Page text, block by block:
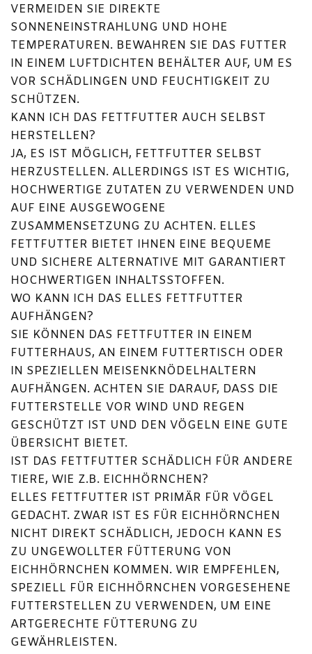
VERMEIDEN SIE DIREKTE
SONNENEINSTRAHLUNG UND HOHE
TEMPERATUREN. BEWAHREN SIE DAS FUTTER
IN EINEM LUFTDICHTEN BEHÄLTER AUF, UM ES
VOR SCHÄDLINGEN UND FEUCHTIGKEIT ZU
SCHÜTZEN.
KANN ICH DAS FETTFUTTER AUCH SELBST
HERSTELLEN?
JA, ES IST MÖGLICH, FETTFUTTER SELBST
HERZUSTELLEN. ALLERDINGS IST ES WICHTIG,
HOCHWERTIGE ZUTATEN ZU VERWENDEN UND
AUF EINE AUSGEWOGENE
ZUSAMMENSETZUNG ZU ACHTEN. ELLES
FETTFUTTER BIETET IHNEN EINE BEQUEME
UND SICHERE ALTERNATIVE MIT GARANTIERT
HOCHWERTIGEN INHALTSSTOFFEN.
WO KANN ICH DAS ELLES FETTFUTTER
AUFHÄNGEN?
SIE KÖNNEN DAS FETTFUTTER IN EINEM
FUTTERHAUS, AN EINEM FUTTERTISCH ODER
IN SPEZIELLEN MEISENKNÖDELHALTERN
AUFHÄNGEN. ACHTEN SIE DARAUF, DASS DIE
FUTTERSTELLE VOR WIND UND REGEN
GESCHÜTZT IST UND DEN VÖGELN EINE GUTE
ÜBERSICHT BIETET.
IST DAS FETTFUTTER SCHÄDLICH FÜR ANDERE
TIERE, WIE Z.B. EICHHÖRNCHEN?
ELLES FETTFUTTER IST PRIMÄR FÜR VÖGEL
GEDACHT. ZWAR IST ES FÜR EICHHÖRNCHEN
NICHT DIREKT SCHÄDLICH, JEDOCH KANN ES
ZU UNGEWOLLTER FÜTTERUNG VON
EICHHÖRNCHEN KOMMEN. WIR EMPFEHLEN,
SPEZIELL FÜR EICHHÖRNCHEN VORGESEHENE
FUTTERSTELLEN ZU VERWENDEN, UM EINE
ARTGERECHTE FÜTTERUNG ZU
GEWÄHRLEISTEN.